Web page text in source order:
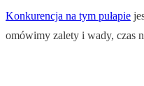
Konkurencja na tym pułapie
omówimy zalety i wady, czas